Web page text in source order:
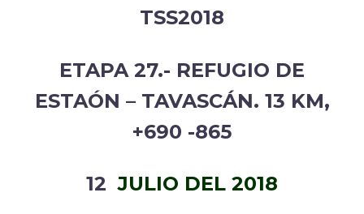
TSS2018
ETAPA 27.- REFUGIO DE
ESTAÓN – TAVASCÁN. 13 KM,
+690 -865
12 JULIO DEL 2018